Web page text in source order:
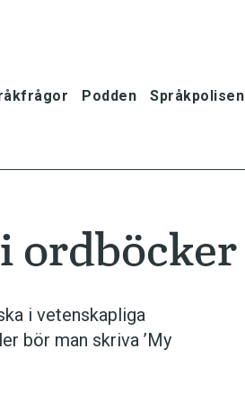
Podden Språkpolisen
ordböcker
i vetenskapliga
bör man skriva ’My